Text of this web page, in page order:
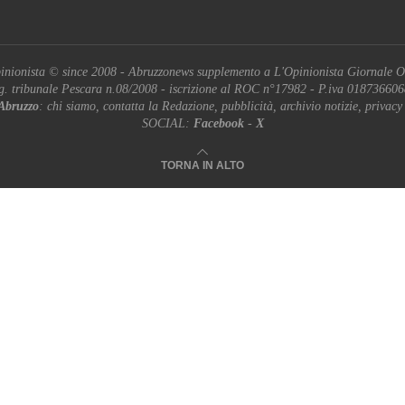
© since 2008 - Abruzzonews supplemento a L'Opinionista Giornale
tribunale Pescara n.08/2008 - iscrizione al ROC n°17982 - P.iva
: chi siamo, contatta la Redazione, pubblicità, archivio notizie, privacy
SOCIAL: Facebook- X
TORNA IN ALTO